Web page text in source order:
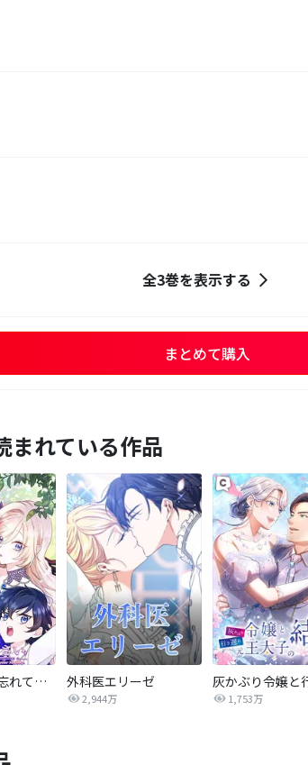
全3巻を表示する
まとめて購入
まれている作品
陛下わたしを忘れてください 外科医エリーゼ
2,944万 1,753万